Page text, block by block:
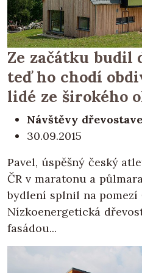
Ze začátku budil
teď ho chodí
lidé ze širokého
Návštěvy
30.09.2015
Pavel, úspěšný český
ČR v maratonu a
bydlení splnil na pomezí
Nízkoenergetická
fasádou...